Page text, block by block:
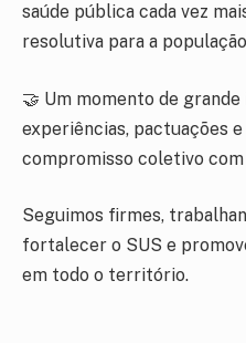
saúde pública cada vez
resolutiva para a
🤝 Um momento de
experiências, pactuações
compromisso coletivo
Seguimos firmes,
fortalecer o SUS e
em todo o território.